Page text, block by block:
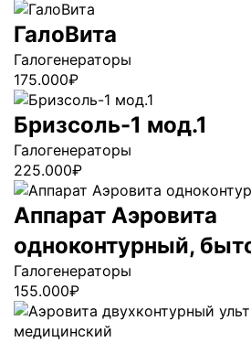
ГалоВита
Галогенераторы
175.000₽
Бризсоль-1 мод.1
Галогенераторы
225.000₽
Аппарат Аэровита
одноконтурный,
Галогенераторы
155.000₽